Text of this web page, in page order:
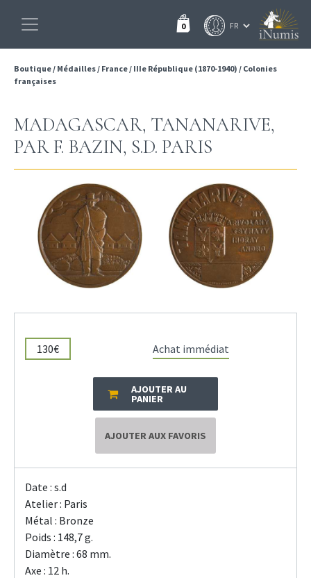
0
Boutique/ Médailles/ France/ IIIe République (1870-1940) / Colonies
françaises
MADAGASCAR, TANANARIVE,
PAR F. BAZIN, S.D. PARIS
130€ Achat immédiat
AJOUTER AU
PANIER
AJOUTER AUX FAVORIS
Date : s.d
Atelier : Paris
Métal : Bronze
Poids : 148,7 g.
Diamètre : 68 mm.
Axe : 12 h.